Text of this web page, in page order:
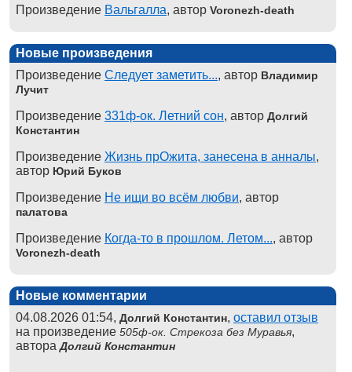
Произведение Вальгалла, автор Voronezh-death
Новые произведения
Произведение Следует заметить..., автор Владимир
Лучит
Произведение 331ф-ок. Летний сон, автор Долгий
Константин
Произведение Жизнь прОжита, занесена в анналы,
автор Юрий Буков
Произведение Не ищи во всём любви, автор
палатова
Произведение Когда-то в прошлом. Летом..., автор
Voronezh-death
Новые комментарии
04.08.2026 01:54, Долгий Константин, оставил отзыв
на произведение 505ф-ок. Стрекоза без Муравья,
автораДолгий Константин